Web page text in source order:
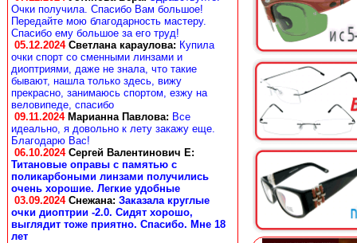
Очки получила. Спасибо Вам большое!
Передайте мою благодарность мастеру.
Спасибо ему большое за его труд!
05.12.2024 Светлана караулова: Купила
очки спорт со сменными линзами и
диоптриями, даже не знала, что такие
бывают, нашла только здесь, вижу
прекрасно, занимаюсь спортом, езжу на
веловипеде, спасибо
09.11.2024 Марианна Павлова: Все
идеально, я довольно к лету закажу еще.
Благодарю Вас!
06.10.2024 Сергей Валентинович Е:
Титановые оправы с памятью с
поликарбоными линзами получились
очень хорошие. Легкие удобные
03.09.2024 Снежана: Заказала круглые
очки диоптрии -2.0. Сидят хорошо,
выглядит тоже приятно. Спасибо. Мне 18
лет